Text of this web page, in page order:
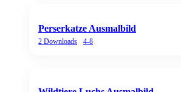
Perserkatze Ausmalbild
2 Downloads 4-8